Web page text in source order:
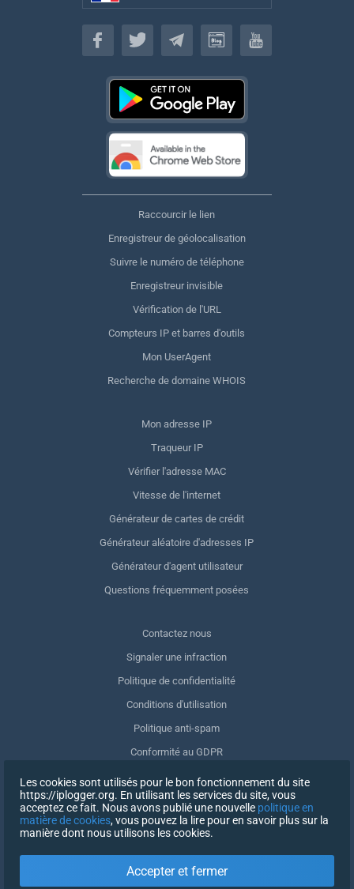
Français
Raccourcir le lien
Enregistreur de géolocalisation
Suivre le numéro de téléphone
Enregistreur invisible
Vérification de l'URL
Compteurs IP et barres d'outils
Mon UserAgent
Recherche de domaine WHOIS
Mon adresse IP
Traqueur IP
Vérifier l'adresse MAC
Vitesse de l'internet
Générateur de cartes de crédit
Générateur aléatoire d'adresses IP
Générateur d'agent utilisateur
Questions fréquemment posées
Contactez nous
Signaler une infraction
Politique de confidentialité
Conditions d'utilisation
Politique anti-spam
Conformité au GDPR
Supprimer mes données
Retrait du consentement
SE CONNECTER
Les cookies sont utilisés pour le bon fonctionnement du site
https://iplogger.org. En utilisant les services du site, vous
acceptez ce fait. Nous avons publié une nouvelle politique en
matière de cookies, vous pouvez la lire pour en savoir plus sur la
manière dont nous utilisons les cookies.
Accepter et fermer